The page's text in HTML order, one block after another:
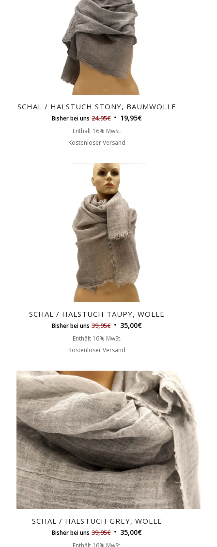
SCHAL / HALSTUCH STONY, BAUMWOLLE
Bisher bei uns 24,95€ 19,95€
Enthält 16% MwSt.
Kostenloser Versand
SCHAL / HALSTUCH TAUPY, WOLLE
Bisher bei uns 39,95€ 35,00€
Enthält 16% MwSt.
Kostenloser Versand
SCHAL / HALSTUCH GREY, WOLLE
Bisher bei uns 39,95€ 35,00€